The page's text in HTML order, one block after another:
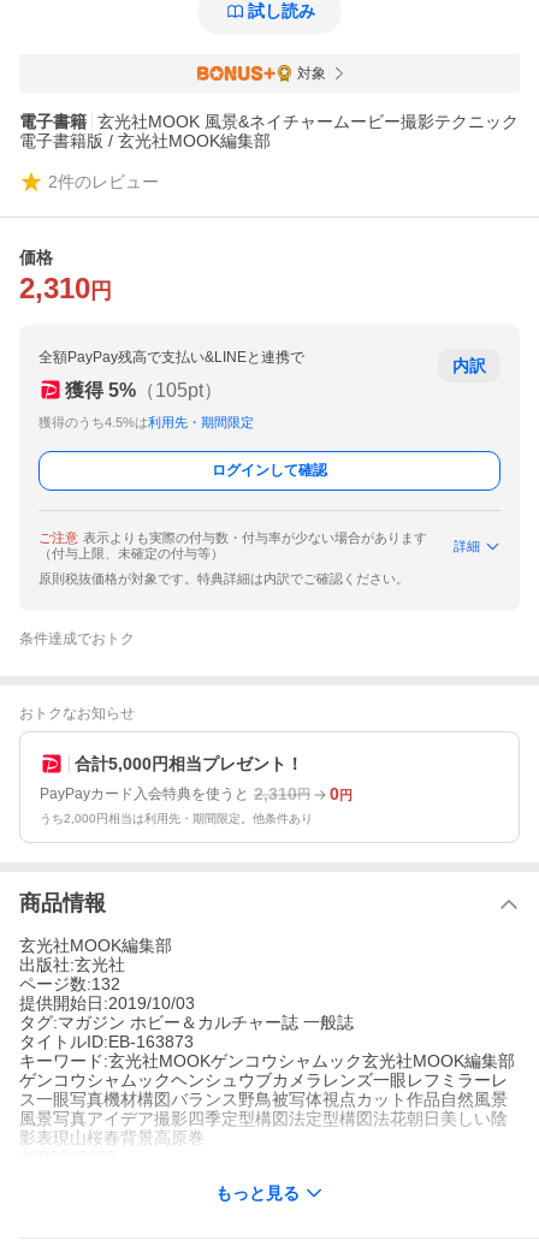
試し読み
対象
電子書籍 玄光社MOOK 風景&ネイチャームービー撮影テクニック
電子書籍版 / 玄光社MOOK編集部
2件のレビュー
価格
2,310 円
全額PayPay残高で支払い&LINEと連携で
獲得 5% （105pt）
獲得のうち4.5%は利用先・期間限定
内訳
ログインして確認
ご注意 表示よりも実際の付与数・付与率が少ない場合があります
（付与上限、未確定の付与等）
詳細
原則税抜価格が対象です。特典詳細は内訳でご確認ください。
条件達成でおトク
おトクなお知らせ
合計5,000円相当プレゼント！
PayPayカード入会特典を使うと 2,310円 0円
うち2,000円相当は利用先・期間限定。他条件あり
商品情報
玄光社MOOK編集部
出版社:玄光社
ページ数:132
提供開始日:2019/10/03
タグ:マガジン ホビー＆カルチャー誌 一般誌
タイトルID:EB-163873
キーワード:玄光社MOOKゲンコウシャムック玄光社MOOK編集部
ゲンコウシャムックヘンシュウブカメラレンズ一眼レフミラーレ
ス一眼写真機材構図バランス野鳥被写体視点カット作品自然風景
風景写真アイデア撮影四季定型構図法定型構図法花朝日美しい陰
影表現山桜春背景高原巻
もっと見る